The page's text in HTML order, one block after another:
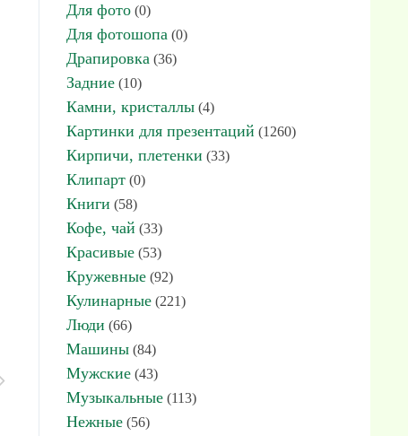
Для фото (0)
Для фотошопа (0)
Драпировка (36)
Задние (10)
Камни, кристаллы (4)
Картинки для презентаций (1260)
Кирпичи, плетенки (33)
Клипарт (0)
Книги (58)
Кофе, чай (33)
Красивые (53)
Кружевные (92)
Кулинарные (221)
Люди (66)
Машины (84)
Мужские (43)
Музыкальные (113)
Нежные (56)